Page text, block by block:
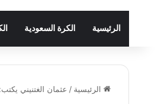
الرئيسية الكرة السعودية
الرئيسية / عثمان الغتنيني